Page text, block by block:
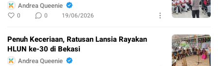
Andrea Queenie
0 0 19/06/2026
Penuh Keceriaan, Ratusan Lansia Rayakan
HLUN ke-30 di Bekasi
Andrea Queenie